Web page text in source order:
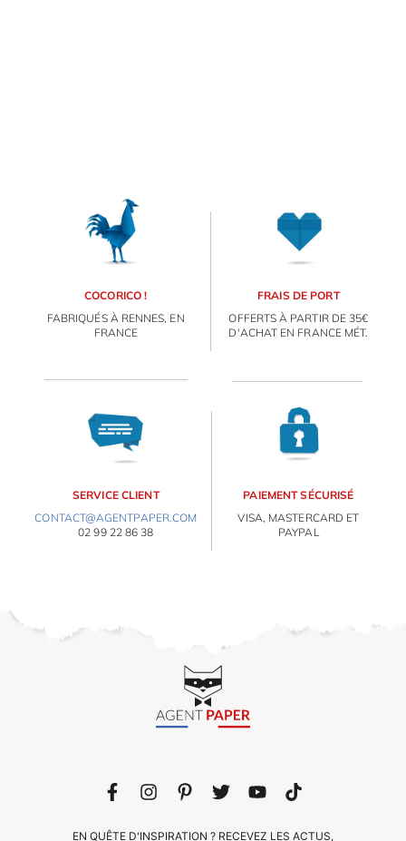
COCORICO !
FABRIQUÉS À RENNES, EN
FRANCE
FRAIS DE PORT
OFFERTS À PARTIR DE 35€
D'ACHAT EN FRANCE MÉT.
SERVICE CLIENT
CONTACT@AGENTPAPER.COM
02 99 22 86 38
PAIEMENT SÉCURISÉ
VISA, MASTERCARD ET
PAYPAL
EN QUÊTE D'INSPIRATION ? RECEVEZ LES ACTUS,